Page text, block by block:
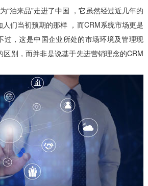
“泊来品”走进了中国 ，它虽然经过近几年的
们当初预期的那样 ，而CRM系统市场更是
过，这是中国企业所处的市场环境及管理现
别，而并非是说基于先进营销理念的CRM